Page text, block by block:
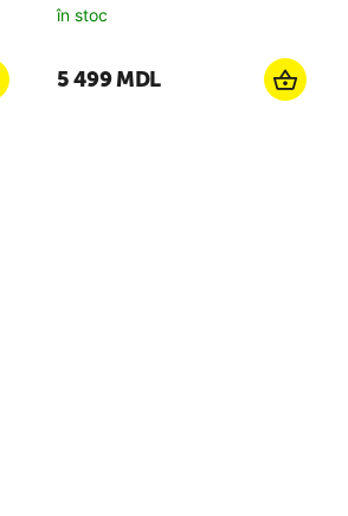
în stoc
5 499MDL